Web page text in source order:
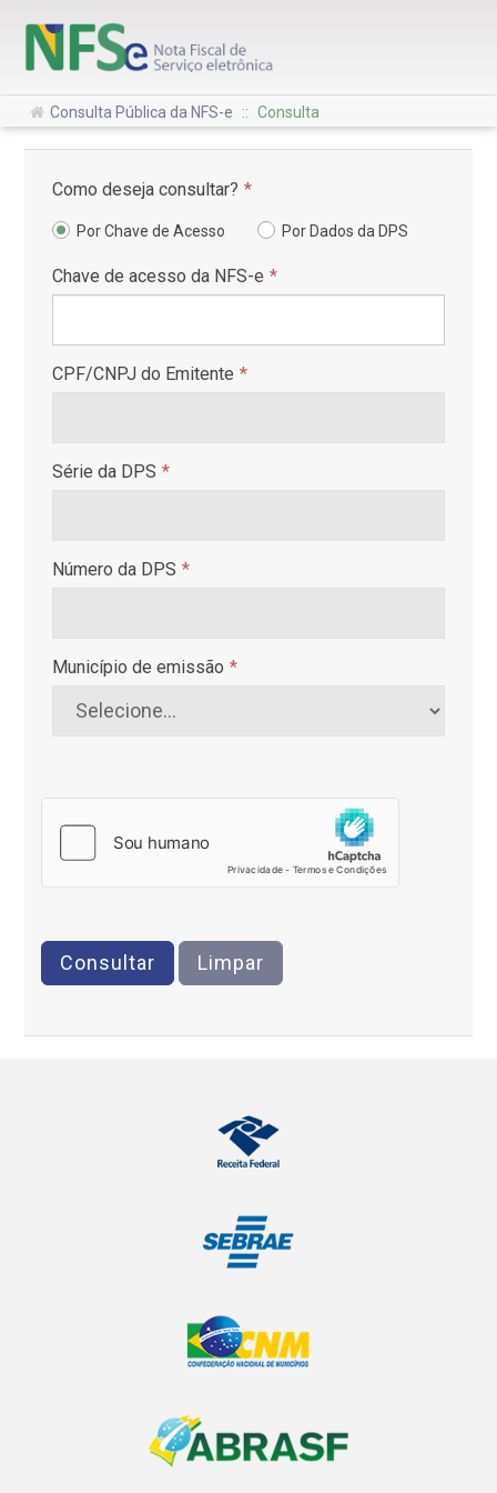
Consulta Pública da NFS-e :: Consulta
Como deseja consultar? *
Por Chave de Acesso Por Dados da DPS
Chave de acesso da NFS-e *
CPF/CNPJ do Emitente *
Série da DPS *
Número da DPS *
Município de emissão *
Consultar Limpar